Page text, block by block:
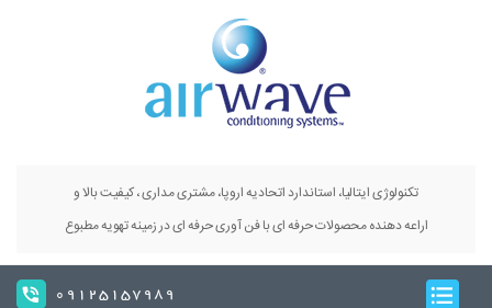
تکنولوژی ایتالیا، استاندارد اتحادیه اروپا، مشتری مداری ، کیفیت بالا و
اراعه دهنده محصولات حرفه ای با فن آوری حرفه ای در زمینه تهویه مطبوع
09125157989